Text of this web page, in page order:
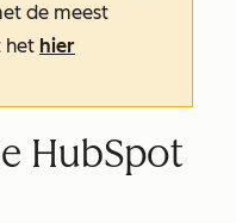
de meest
het hier
HubSpot